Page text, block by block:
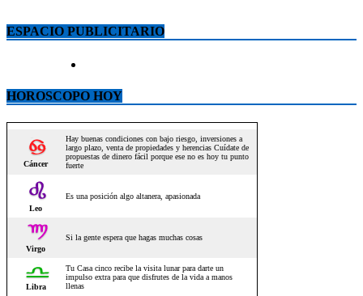
ESPACIO PUBLICITARIO
HOROSCOPO HOY